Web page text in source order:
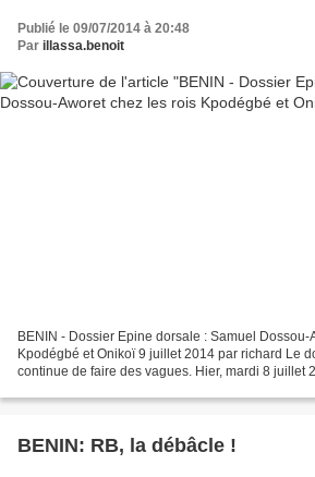
Publié le 09/07/2014 à 20:48
Par illassa.benoit
BENIN - Dossier Epine dorsale : Samuel Dossou-
Kpodégbé et Onikoï 9 juillet 2014 par richard Le
continue de faire des vagues. Hier, mardi 8 juillet
BENIN: RB, la débâcle !